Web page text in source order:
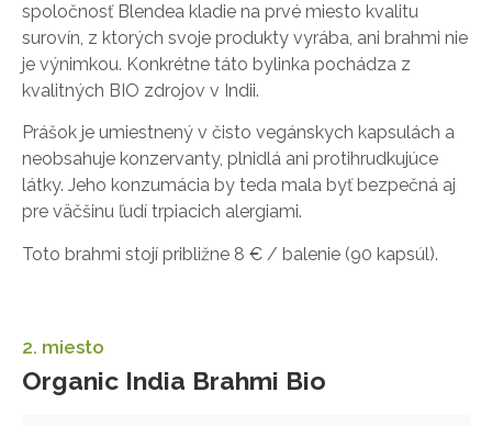
spoločnosť Blendea kladie na prvé miesto kvalitu
surovín, z ktorých svoje produkty vyrába, ani brahmi nie
je výnimkou. Konkrétne táto bylinka pochádza z
kvalitných BIO zdrojov v Indii.
Prášok je umiestnený v čisto vegánskych kapsulách a
neobsahuje konzervanty, plnidlá ani protihrudkujúce
látky. Jeho konzumácia by teda mala byť bezpečná aj
pre väčšinu ľudí trpiacich alergiami.
Toto brahmi stojí približne 8 € / balenie (90 kapsúl).
2. miesto
Organic India Brahmi Bio